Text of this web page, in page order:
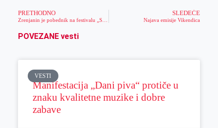
PRETHODNO
Zrenjanin je pobednik na festivalu „Srbija u ritmu Evrope“!
SLEDEĆE
Najava emisije Vikendica
POVEZANE vesti
VESTI
Manifestacija „Dani piva“ protiče u
znaku kvalitetne muzike i dobre
zabave